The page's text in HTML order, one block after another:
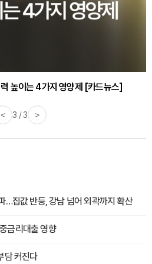
높이는 4가지 영양제 [카드뉴스]
< 3 / 3 >
…집값 반등, 강남 넘어 외곽까지 확산
금리대출 영향
담 커진다